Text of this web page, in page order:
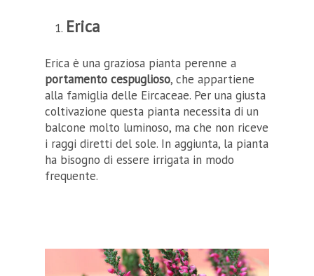
Erica
Erica è una graziosa pianta perenne a
portamento cespuglioso, che appartiene
alla famiglia delle Eircaceae. Per una giusta
coltivazione questa pianta necessita di un
balcone molto luminoso, ma che non riceve
i raggi diretti del sole. In aggiunta, la pianta
ha bisogno di essere irrigata in modo
frequente.